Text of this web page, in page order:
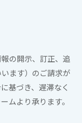
報の開示、訂正、追
ます）のご請求が
基づき、遅滞なく
ムより承ります。